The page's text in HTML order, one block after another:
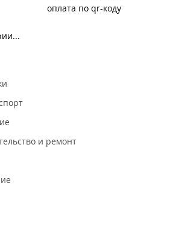
оплата по qr-коду
и ремонт